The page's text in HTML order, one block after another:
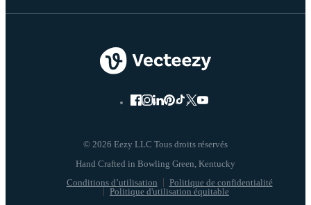
© 2026 Eezy LLC Tous droits réservés
Conditions d’utilisation
Politique de confidentialité
Politique d'utilisation équitable